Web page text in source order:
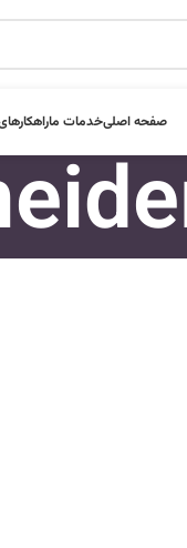
صفحه اصلیخدمات ما